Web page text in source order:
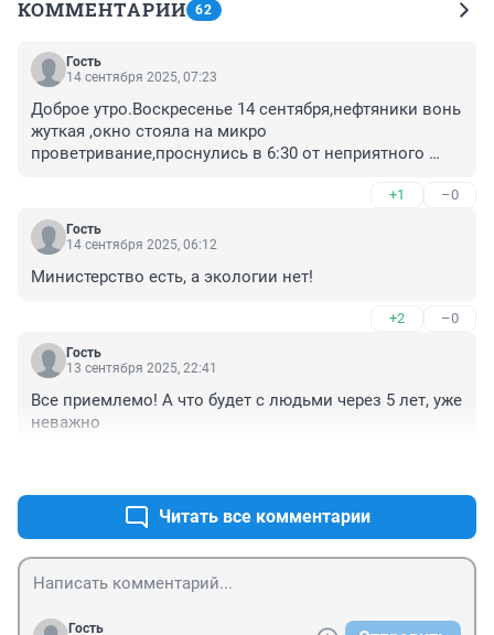
КОММЕНТАРИИ 62
Гость
14 сентября 2025, 07:23
Доброе утро.Воскресенье 14 сентября,нефтяники вонь
жуткая ,окно стояла на микро
проветривание,проснулись в 6:30 от неприятного
+1 –0
Гость
14 сентября 2025, 06:12
Министерство есть, а экологии нет!
+2 –0
Гость
13 сентября 2025, 22:41
Все приемлемо! А что будет с людьми через 5 лет, уже
неважно
Читать все комментарии
Гость